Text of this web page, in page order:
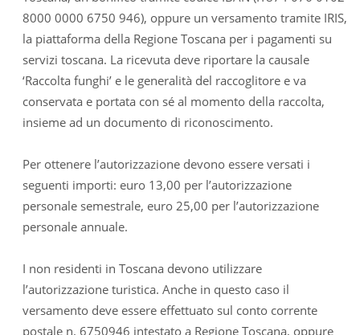
8000 0000 6750 946), oppure un versamento tramite IRIS,
la piattaforma della Regione Toscana per i pagamenti su
servizi toscana. La ricevuta deve riportare la causale
‘Raccolta funghi’ e le generalità del raccoglitore e va
conservata e portata con sé al momento della raccolta,
insieme ad un documento di riconoscimento.
Per ottenere l’autorizzazione devono essere versati i
seguenti importi: euro 13,00 per l’autorizzazione
personale semestrale, euro 25,00 per l’autorizzazione
personale annuale.
I non residenti in Toscana devono utilizzare
l’autorizzazione turistica. Anche in questo caso il
versamento deve essere effettuato sul conto corrente
postale n. 6750946 intestato a Regione Toscana, oppure